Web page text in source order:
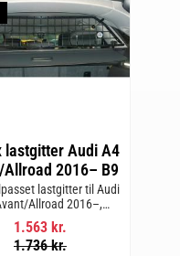
lastgitter Audi A4
2016– B9
lastgitter til Audi
Allroad 2016–,
karrosseri B9
1.563kr.
1.736kr.